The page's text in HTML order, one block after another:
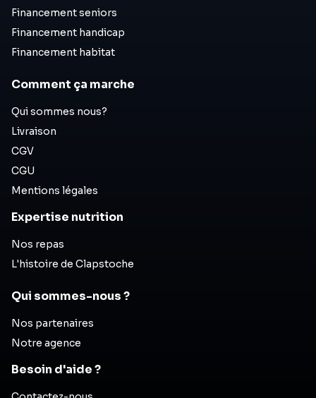
Financement seniors
Financement handicap
Financement habitat
Comment ça marche
Qui sommes nous?
Livraison
CGV
CGU
Mentions légales
Expertise nutrition
Nos repas
L'histoire de Clapstoche
Qui sommes-nous ?
Nos partenaires
Notre agence
Besoin d'aide ?